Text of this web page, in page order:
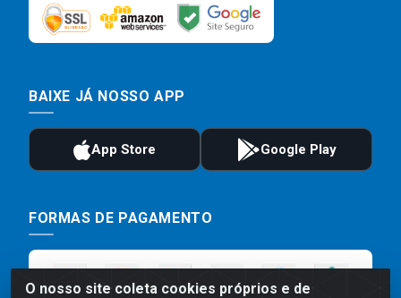
O nosso site coleta cookies próprios e de
BAIXE JÁ NOSSO APP
FORMAS DE PAGAMENTO